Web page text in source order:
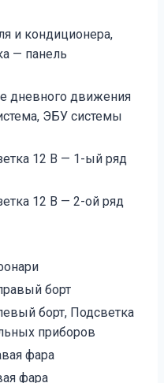
и кондиционера,
— панель
дневного движения
ЭБУ системы
12 В — 1-ый ряд
12 В — 2-ой ряд
борт
борт, Подсветка
приборов
фара
фара